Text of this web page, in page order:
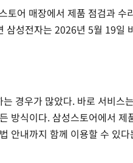
토어 매장에서 제품 점검과 수
삼성전자는 2026년 5월 19일
경우가 많았다. 바로 서비스
방식이다. 삼성스토어에서 제
안내까지 함께 이용할 수 있다